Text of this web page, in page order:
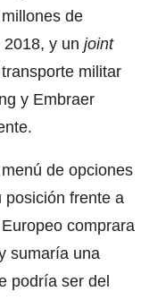
de
y un joint
militar
y Embraer
de opciones
posición frente a
comprara
sumaría una
podría ser del